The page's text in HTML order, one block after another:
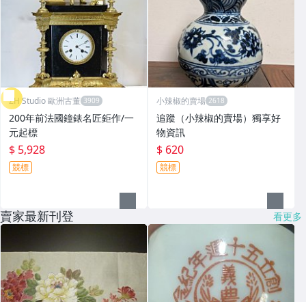
ZH Studio 歐洲古董
200年前法國鐘錶名匠鉅作/一
元起標
$ 5,928
競標
小辣椒的賣場
追蹤（小辣椒的賣場）獨享好
物資訊
$ 620
競標
賣家最新刊登 看更多